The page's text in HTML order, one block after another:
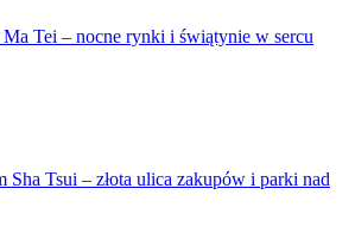
Tei – nocne rynki i świątynie w sercu
Tsui – złota ulica zakupów i parki nad